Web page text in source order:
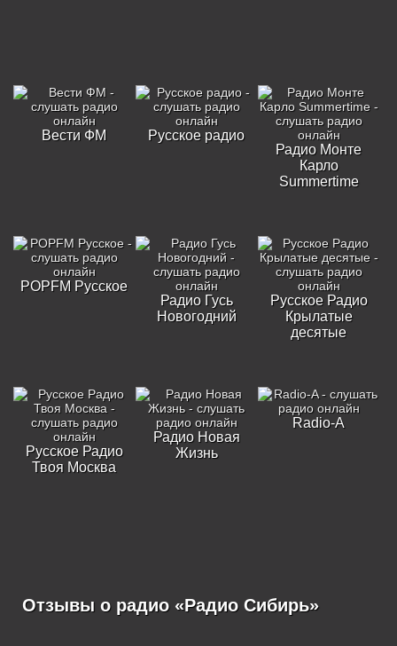
Вести ФМ
Русское радио
Радио Монте
Карло
Summertime
POPFM Русское
Радио Гусь
Новогодний
Русское Радио
Крылатые
десятые
Русское Радио
Твоя Москва
Радио Новая
Жизнь
Radio-A
Отзывы о радио «Радио Сибирь»